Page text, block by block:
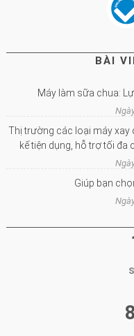
BÀI
Máy làm sữa chua:
Thị trường các loại máy xay
kế tiện dụng, hỗ trợ tối
Giúp bạn